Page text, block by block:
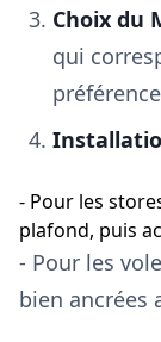
Choix du
qui
- Pour les
plafond, puis
- Pour les
bien ancrées